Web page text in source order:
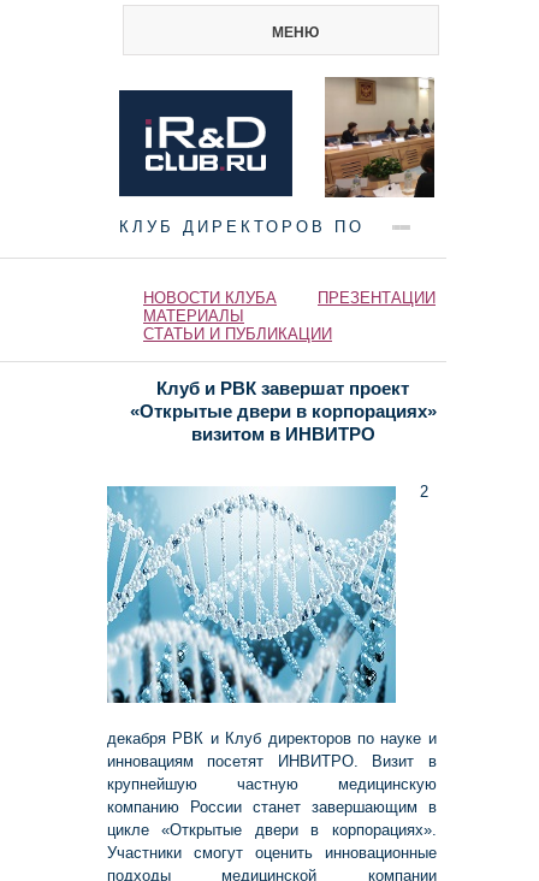
МЕНЮ
КЛУБ ДИРЕКТОРОВ ПО
НАУКЕ И ИННОВАЦИЯМ
НОВОСТИ КЛУБА
ПРЕЗЕНТАЦИИ
МАТЕРИАЛЫ
СТАТЬИ И ПУБЛИКАЦИИ
Клуб и РВК завершат проект
«Открытые двери в корпорациях»
визитом в ИНВИТРО
2
декабря РВК и Клуб директоров по науке и
инновациям посетят ИНВИТРО. Визит в
крупнейшую частную медицинскую
компанию России станет завершающим в
цикле «Открытые двери в корпорациях».
Участники смогут оценить инновационные
подходы медицинской компании